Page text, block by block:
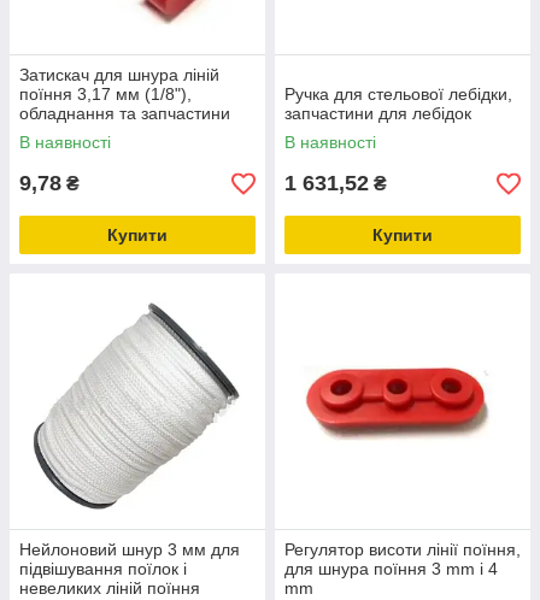
Затискач для шнура ліній
поїння 3,17 мм (1/8"),
обладнання та запчастини
для птахівництва
В наявності
9,78 ₴
Купити
Ручка для стельової лебідки,
запчастини для лебідок
В наявності
1 631,52 ₴
Купити
Нейлоновий шнур 3 мм для
підвішування поїлок і
невеликих ліній поїння
Регулятор висоти лінії поїння,
для шнура поїння 3 mm і 4
mm